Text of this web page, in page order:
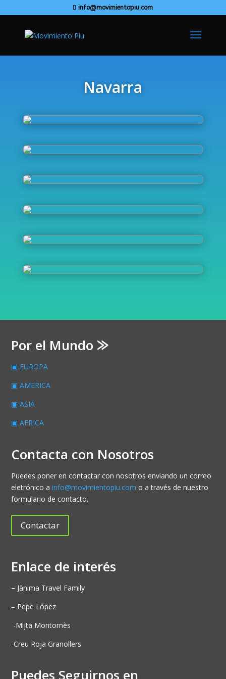
info@movimientopiu.com
Navarra
Por el Mundo ⨠
▣ EUROPA
▣ AMERICA
▣ ASIA
▣ AFRICA
Contacta con Nosotros
Puedes poner en contactar con nosotros enviando un correo
eletrónico ainfo@movimientopiu.com o a través de nuestro
formulario de contacto.
Contactar
Enlace de interés
– Jànima Travel Family
– Pepe López
-Mijta Montornès
-Creu Roja Granollers
Puedes Seguirnos en